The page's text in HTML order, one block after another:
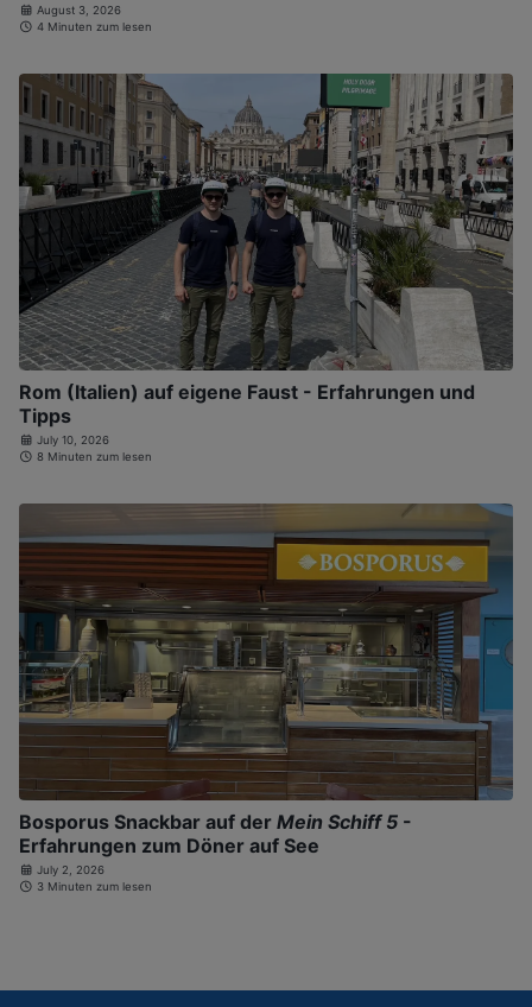
August 3, 2026
4 Minuten zum lesen
Rom (Italien) auf eigene Faust - Erfahrungen und
Tipps
July 10, 2026
8 Minuten zum lesen
Bosporus Snackbar auf der Mein Schiff 5 -
Erfahrungen zum Döner auf See
July 2, 2026
3 Minuten zum lesen